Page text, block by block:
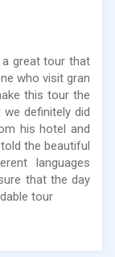
great tour that
who visit gran
this tour the
definitely did
his hotel and
the beautiful
languages
that the day
tour